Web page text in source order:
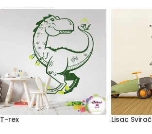
T-rex Lisac Svirač